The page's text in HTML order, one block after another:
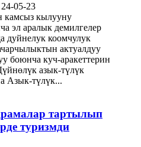
05-23
камсыз кылууну
эл аралык демилгелер
коомчулук
актуалдуу
боюнча куч-аракеттерин
азык-түлүк
Азык-түлүк...
тартылып
туризмди